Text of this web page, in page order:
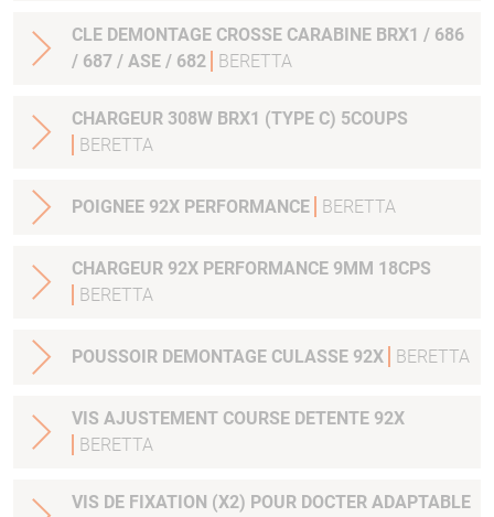
CLE DEMONTAGE CROSSE CARABINE BRX1 / 686
/ 687 / ASE / 682
BERETTA
CHARGEUR 308W BRX1 (TYPE C) 5COUPS
BERETTA
POIGNEE 92X PERFORMANCE BERETTA
CHARGEUR 92X PERFORMANCE 9MM 18CPS
BERETTA
POUSSOIR DEMONTAGE CULASSE 92X BERETTA
VIS AJUSTEMENT COURSE DETENTE 92X
BERETTA
VIS DE FIXATION (X2) POUR DOCTER ADAPTABLE